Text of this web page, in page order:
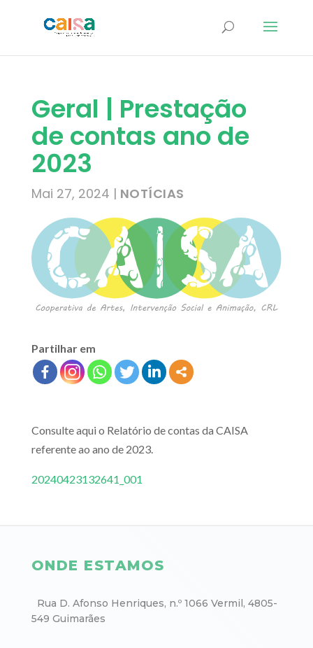
Geral | Prestação
de contas ano de
2023
Mai 27, 2024 | NOTÍCIAS
Partilhar em
Consulte aqui o Relatório de contas da CAISA
referente ao ano de 2023.
20240423132641_001
ONDE ESTAMOS
Rua D. Afonso Henriques, n.º 1066 Vermil, 4805-
549 Guimarães